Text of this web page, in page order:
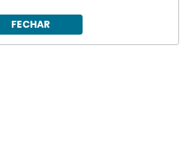
FECHAR